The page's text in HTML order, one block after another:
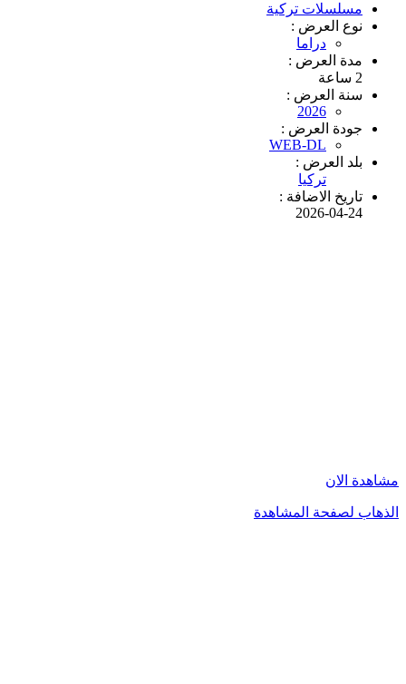
مسلسلات تركية
نوع العرض :
دراما
مدة العرض :
2 ساعة
سنة العرض :
2026
جودة العرض :
WEB-DL
بلد العرض :
تركيا
تاريخ الاضافة :
2026-04-24
مشاهدة الان
الذهاب لصفحة المشاهدة